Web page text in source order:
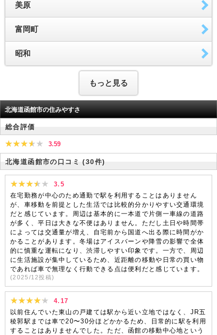
美原
富岡町
昭和
もっと見る
北海道函館市の住みやすさ
総合評価
3.59
北海道函館市の口コミ (30件)
3.5
在宅勤務が中心のため通勤で駅を利用することはありません
が、車移動を前提とした生活では比較的分かりやすい交通環境
だと感じています。周辺は基本的に一本道で片側一車線の道路
が多く、平日は大きな不便はありません。ただし土日や時間帯
によっては交通量が増え、自宅前から国道へ出る際に時間がか
かることがあります。冬場はアイスバーンや降雪の影響で全体
的に慎重な運転になり、渋滞しやすい印象です。一方で、周辺
に生活施設が集中しているため、近距離の移動や日常の買い物
であれば車で無理なく行動できる点は便利だと感じています。
(2025/12投稿)
4.17
以前住んでいた東山の戸建ては駅から近い立地ではなく、JR五
稜郭駅までは車で20〜30分ほどかかるため、日常的に駅を利用
することはありませんでした。ただ、函館の移動中心地という